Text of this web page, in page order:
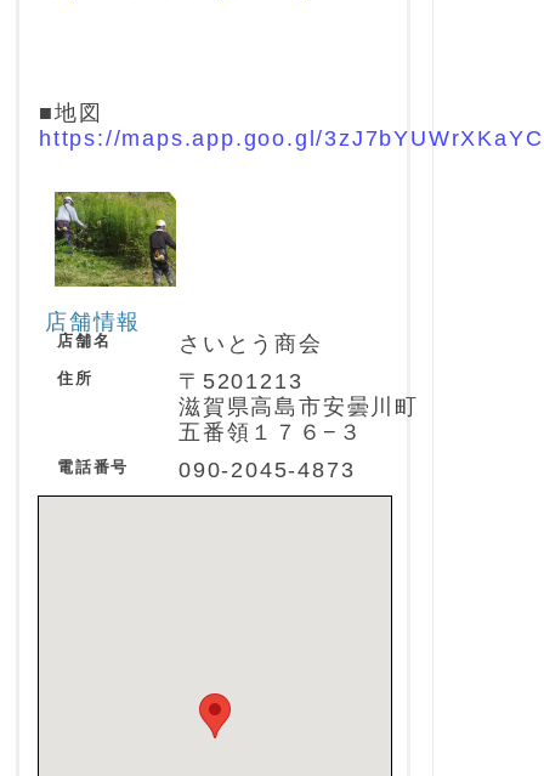
■地図
https://maps.app.goo.gl/
店舗情報
店舗名 さいとう商会
住所
〒5201213
滋賀県高島市安曇川町
五番領１７６−３
電話番号 090-2045-4873